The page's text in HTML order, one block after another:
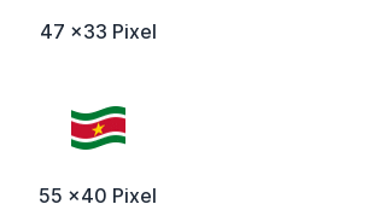
47 x33 Pixel
55 x40 Pixel